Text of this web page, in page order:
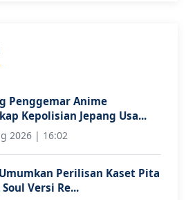
Penggemar Anime
Kepolisian Jepang Usa...
2026 | 16:02
Umumkan Perilisan Kaset Pita
Versi Re...